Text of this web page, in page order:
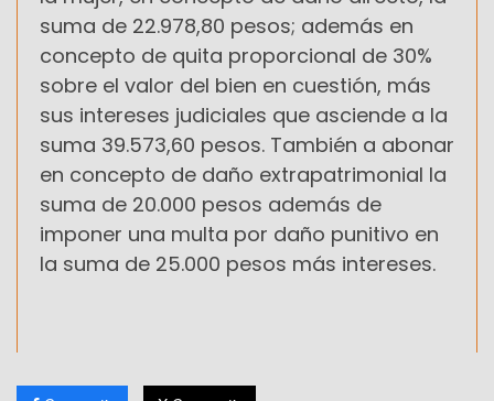
suma de 22.978,80 pesos; además en
concepto de quita proporcional de 30%
sobre el valor del bien en cuestión, más
sus intereses judiciales que asciende a la
suma 39.573,60 pesos. También a abonar
en concepto de daño extrapatrimonial la
suma de 20.000 pesos además de
imponer una multa por daño punitivo en
la suma de 25.000 pesos más intereses.